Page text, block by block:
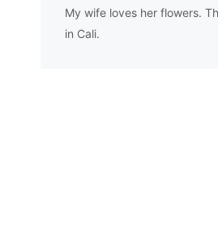
My wife loves her flowers.
in Cali.